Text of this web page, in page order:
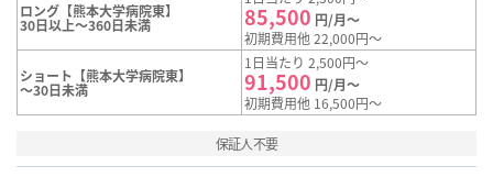
ロング【熊本大学病院東】
30日以上～360日未満 85,500 円/月～
初期費用他 22,000円～
ショート【熊本大学病院東】
～30日未満
1日当たり 2,500円～
91,500 円/月～
初期費用他 16,500円～
保証人不要